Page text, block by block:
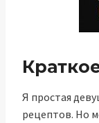
Я простая
рецептов. Но